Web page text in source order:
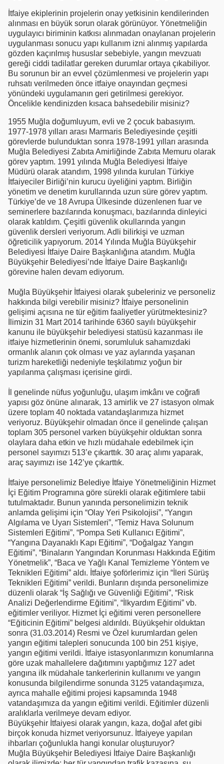
İtfaiye ekiplerinin projelerin onay yetkisinin kendilerinden
alınması en büyük sorun olarak görünüyor. Yönetmeliğin
uygulayıcı biriminin katkısı alınmadan onaylanan projelerin
uygulanması sonucu yapı kullanım izni alınmış yapılarda
gözden kaçırılmış hususlar sebebiyle, yangın mevzuatı
gereği ciddi tadilatlar gereken durumlar ortaya çıkabiliyor.
Bu sorunun bir an evvel çözümlenmesi ve projelerin yapı
ruhsatı verilmeden önce itfaiye onayından geçmesi
yönündeki uygulamanın geri getirilmesi gerekiyor.
Öncelikle kendinizden kısaca bahsedebilir misiniz?
1955 Muğla doğumluyum, evli ve 2 çocuk babasıyım.
1977-1978 yılları arası Marmaris Belediyesinde çeşitli
görevlerde bulunduktan sonra 1978-1991 yılları arasında
Muğla Belediyesi Zabıta Amirliğinde Zabıta Memuru olarak
görev yaptım. 1991 yılında Muğla Belediyesi İtfaiye
Müdürü olarak atandım, 1998 yılında kurulan Türkiye
İtfaiyeciler Birliği’nin kurucu üyeliğini yaptım. Birliğin
yönetim ve denetim kurullarında uzun süre görev yaptım.
Türkiye’de ve 18 Avrupa Ülkesinde düzenlenen fuar ve
seminerlere bazılarında konuşmacı, bazılarında dinleyici
olarak katıldım. Çeşitli güvenlik okullarında yangın
güvenlik dersleri veriyorum. Adli bilirkişi ve uzman
öğreticilik yapıyorum. 2014 Yılında Muğla Büyükşehir
Belediyesi İtfaiye Daire Başkanlığına atandım. Muğla
Büyükşehir Belediyesi’nde İtfaiye Daire Başkanlığı
görevine halen devam ediyorum.
Muğla Büyükşehir İtfaiyesi olarak şubeleriniz ve personeliz
hakkında bilgi verebilir misiniz? İtfaiye personelinin
gelişimi açısına ne tür eğitim faaliyetler yürütmektesiniz?
İlimizin 31 Mart 2014 tarihinde 6360 sayılı büyükşehir
kanunu ile büyükşehir belediyesi statüsü kazanması ile
itfaiye hizmetlerinin önemi, sorumluluk sahamızdaki
ormanlık alanın çok olması ve yaz aylarında yaşanan
turizm hareketliği nedeniyle teşkilatımız yoğun bir
yapılanma çalışması içerisine girdi.
İl genelinde nüfus yoğunluğu, ulaşım imkânı ve coğrafi
yapısı göz önüne alınarak, 13 amirlik ve 27 istasyon olmak
üzere toplam 40 noktada vatandaşlarımıza hizmet
veriyoruz. Büyükşehir olmadan önce il genelinde çalışan
toplam 305 personel varken büyükşehir olduktan sonra
olaylara daha etkin ve hızlı müdahale edebilmek için
personel sayımızı 513’e çıkarttık. 30 araç alımı yaparak,
araç sayımızı ise 142’ye çıkarttık.
İtfaiye personelimiz Belediye İtfaiye Yönetmeliğinin Hizmet
İçi Eğitim Programına göre sürekli olarak eğitimlere tabii
tutulmaktadır. Bunun yanında personelimizin teknik
anlamda gelişimi için “Olay Yeri Psikolojisi”, “Yangın
Algılama ve Uyarı Sistemleri”, “Temiz Hava Solunum
Sistemleri Eğitimi”, “Pompa Seti Kullanıcı Eğitimi”,
“Yangına Dayanaklı Kapı Eğitimi”, “Doğalgaz Yangın
Eğitimi”, “Binaların Yangından Korunması Hakkında Eğitim
Yönetmelik”, “Baca ve Yağlı Kanal Temizleme Yöntem ve
Teknikleri Eğitimi” aldı. İtfaiye şoförlerimiz için “İleri Sürüş
Teknikleri Eğitimi” verildi. Bunların dışında personelimize
düzenli olarak “İş Sağlığı ve Güvenliği Eğitimi”, “Risk
Analizi Değerlendirme Eğitimi”, “İlkyardım Eğitimi” vb.
eğitimler veriliyor. Hizmet İçi eğitimi veren personellere
“Eğiticinin Eğitimi” belgesi aldırıldı. Büyükşehir olduktan
sonra (31.03.2014) Resmi ve Özel kurumlardan gelen
yangın eğitimi talepleri sonucunda 100 bin 251 kişiye,
yangın eğitimi verildi. İtfaiye istasyonlarımızın konumlarına
göre uzak mahallelere dağıtımını yaptığımız 127 adet
yangına ilk müdahale tankerlerinin kullanımı ve yangın
konusunda bilgilendirme sonunda 3125 vatandaşımıza,
ayrıca mahalle eğitimi projesi kapsamında 1948
vatandaşımıza da yangın eğitimi verildi. Eğitimler düzenli
aralıklarla verilmeye devam ediyor.
Büyükşehir İtfaiyesi olarak yangın, kaza, doğal afet gibi
birçok konuda hizmet veriyorsunuz. İtfaiyeye yapılan
ihbarları çoğunlukla hangi konular oluşturuyor?
Muğla Büyükşehir Belediyesi İtfaiye Daire Başkanlığı